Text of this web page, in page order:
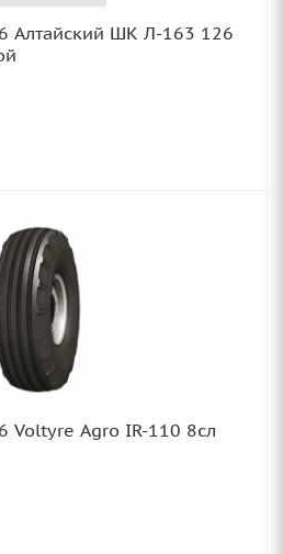
Алтайский ШК Л-163 126
Voltyre Agro IR-110 8сл